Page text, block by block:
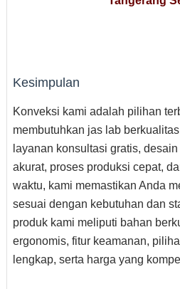
Kesimpulan
Konveksi kami adalah pilihan
membutuhkan jas lab
layanan konsultasi gratis,
akurat, proses produksi cepat,
waktu, kami memastikan Anda
sesuai dengan kebutuhan dan
produk kami meliputi bahan
ergonomis, fitur keamanan,
lengkap, serta harga yang